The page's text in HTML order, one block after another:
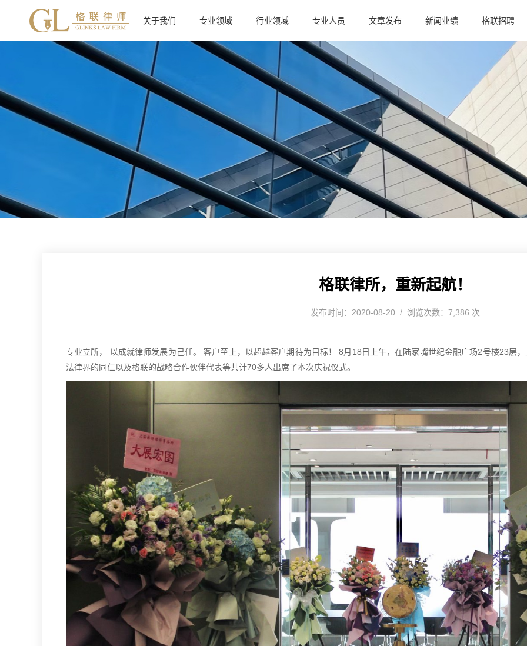
关于我们 专业领域 行业领域 专业人员 文章发布 新闻业绩 格联招聘
格联律所，重新起航！
发布时间：2020-08-20 / 浏览次数：7,386 次
专业立所， 以成就律师发展为己任。 客户至上，以超越客户期待为目标！ 8月18日上午，在陆家嘴世纪金融广场2号楼23层
法律界的同仁以及格联的战略合作伙伴代表等共计70多人出席了本次庆祝仪式。